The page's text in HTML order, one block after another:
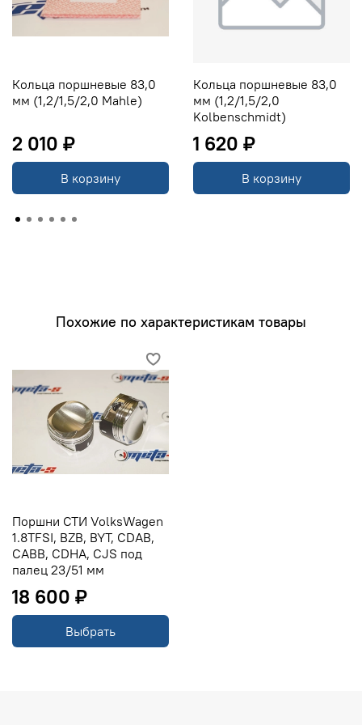
PASSAT VI (3C) Passat (3C2) 1.8 TSI BZB
PASSAT VI (3C) Passat Variant (3C5) 1.8 TSI BZB
Кольца поршневые 83,0
мм (1,2/1,5/2,0 Mahle)
2 010 ₽
В корзину
Кольца поршневые 83,0
мм (1,2/1,5/2,0
Kolbenschmidt)
1 620 ₽
В корзину
Похожие по характеристикам товары
Поршни СТИ VolksWagen
1.8TFSI, BZB, BYT, CDAB,
CABB, CDHA, CJS под
палец 23/51 мм
18 600 ₽
Выбрать